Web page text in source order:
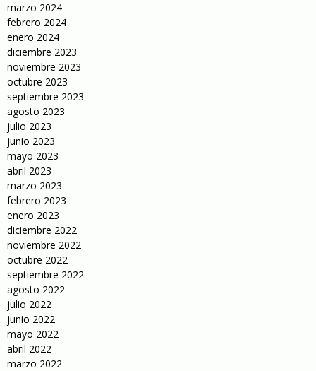
marzo 2024
febrero 2024
enero 2024
diciembre 2023
noviembre 2023
octubre 2023
septiembre 2023
agosto 2023
julio 2023
junio 2023
mayo 2023
abril 2023
marzo 2023
febrero 2023
enero 2023
diciembre 2022
noviembre 2022
octubre 2022
septiembre 2022
agosto 2022
julio 2022
junio 2022
mayo 2022
abril 2022
marzo 2022